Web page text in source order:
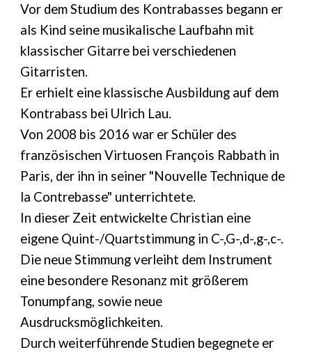
Vor dem Studium des Kontrabasses begann er
als Kind seine musikalische Laufbahn mit
klassischer Gitarre bei verschiedenen
Gitarristen.
Er erhielt eine klassische Ausbildung auf dem
Kontrabass bei Ulrich Lau.
Von 2008 bis 2016 war er Schüler des
französischen Virtuosen François Rabbath in
Paris, der ihn in seiner "Nouvelle Technique de
la Contrebasse" unterrichtete.
In dieser Zeit entwickelte Christian eine
eigene Quint-/Quartstimmung in C-,G-,d-,g-,c-.
Die neue Stimmung verleiht dem Instrument
eine besondere Resonanz mit größerem
Tonumpfang, sowie neue
Ausdrucksmöglichkeiten.
Durch weiterführende Studien begegnete er